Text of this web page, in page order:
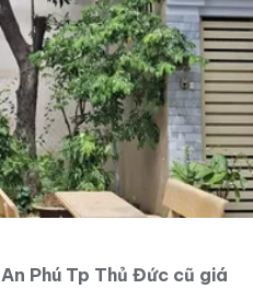
Phú Tp Thủ Đức cũ giá